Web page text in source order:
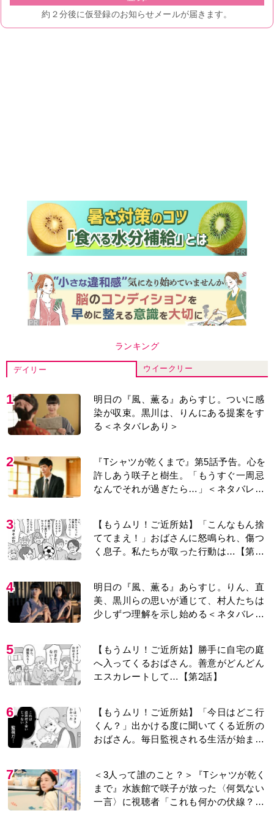
ランキング
デイリー ウイークリー
明日の『風、薫る』あらすじ。ついに感
染が収束。黒川は、りんにある提案をす
2
『Tシャツが乾くまで』第5話予告。心を
なんでそれが過ぎたら…」＜ネタバレあ
り＞
3
【もうムリ！ご近所姑】「こんなもん捨
く息子。私たちが取った行動は…【第3
話】
4
明日の『風、薫る』あらすじ。りん、直
少しずつ理解を示し始める＜ネタバレあ
り＞
5
【もうムリ！ご近所姑】勝手に自宅の庭
エスカレートして…【第2話】
6
【もうムリ！ご近所姑】「今日はどこ行
おばさん。毎日監視される生活が始ま
り…【第1話】
7
＜3人って誰のこと？＞『Tシャツが乾く
一言〉に視聴者「これも何かの伏線？」
「子どもの話だと…」
8
『Tシャツが乾くまで』第5話あらすじ。
方の樹生の元にもある人物が…＜ネタバ
レあり＞
9
演歌歌手・市川由紀乃「更年期かと思っ